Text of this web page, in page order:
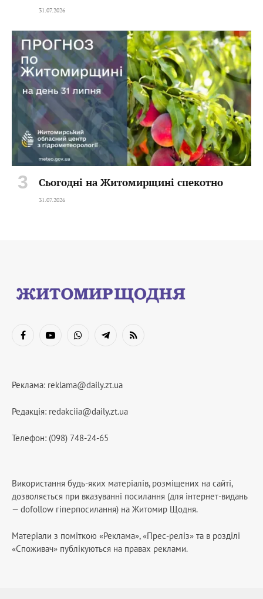
31.07.2026
Сьогодні на Житомирщині спекотно
31.07.2026
FacebookYouTubeWhatsAppTelegramRSS
Реклама: reklama@daily.zt.ua
Редакція: redakciia@daily.zt.ua
Телефон: (098) 748-24-65
Використання будь-яких матеріалів, розміщених на сайті,
дозволяється при вказуванні посилання (для інтернет-видань
— dofollow гіперпосилання) на Житомир Щодня.
Матеріали з поміткою «Реклама», «Прес-реліз» та в розділі
«Споживач» публікуються на правах реклами.